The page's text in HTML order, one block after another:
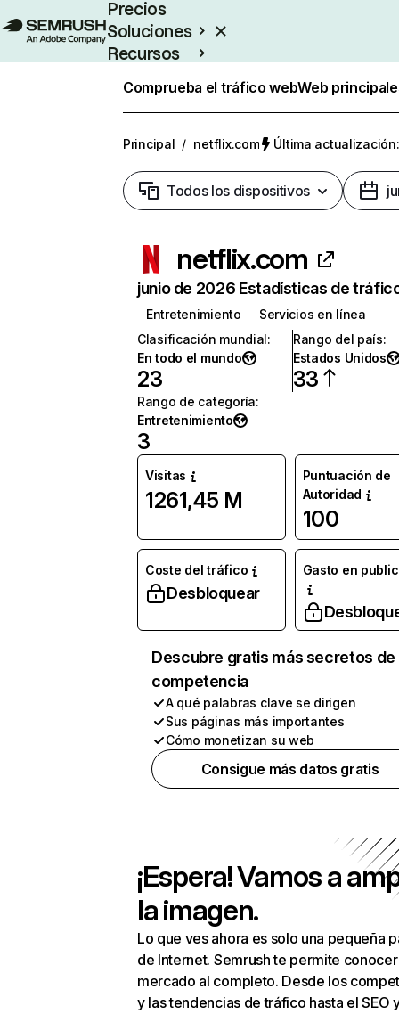
Precios
Soluciones
Recursos
Comprueba el tráfico webWeb
Principal / netflix.com Última
Todos los dispositivos
netflix.com
junio de 2026 Estadísticas de
Entretenimiento
Servicios en línea
Clasificación mundial:
En todo el mundo
23
Rango del país:
Estados Unidos
33
Rango de categoría:
Entretenimiento
3
Visitas
1261,45 M
Puntuación de
Autoridad
100
Coste del tráfico
Desbloquear
Gasto en
Descubre gratis más secretos de
competencia
A qué palabras clave se dirigen
Sus páginas más importantes
Cómo monetizan su web
Consigue más datos gratis
¡Espera! Vamos a
la imagen.
Lo que ves ahora es solo una pequeña
de Internet. Semrush te permite
mercado al completo. Desde los
y las tendencias de tráfico hasta el SEO